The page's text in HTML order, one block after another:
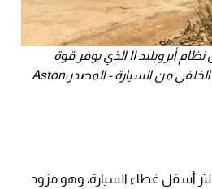
تستفيد مؤخرة السيارة من نظام أيروبليد II الذي يوفر قوة
هوائية ضاغطة على الجزء الخلفي من السيارة - المصدر:Aston
يهدر محرك V12 سعة 5.2 لتر أسفل غطاء السيارة، وهو مزود